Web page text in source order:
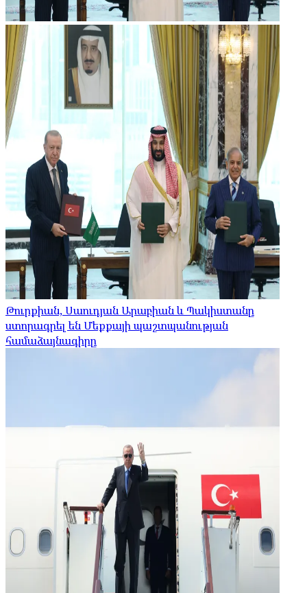
Թուրքիան, Սաուդյան Արաբիան և Պակիստանը
ստորագրել են Մեքքայի պաշտպանության
համաձայնագիրը